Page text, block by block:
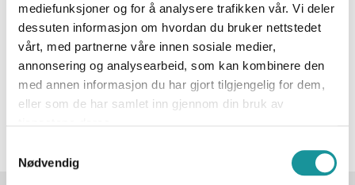
mediefunksjoner og for å analysere trafikken vår. Vi deler
dessuten informasjon om hvordan du bruker nettstedet
vårt, med partnerne våre innen sosiale medier,
annonsering og analysearbeid, som kan kombinere den
med annen informasjon du har gjort tilgjengelig for dem,
eller som de har samlet inn gjennom din bruk av
Nødvendig
Når du har gjennomført og bestått NF veilederkurs skred
nordisk disiplin, samt gjennomført assistentpraksis med
anbefaling, søker du her om godkjenning som NF
Skredinstruktør 1 nordisk. Du registreres da i NFs
kompetansedatabase med godkjenningen din.